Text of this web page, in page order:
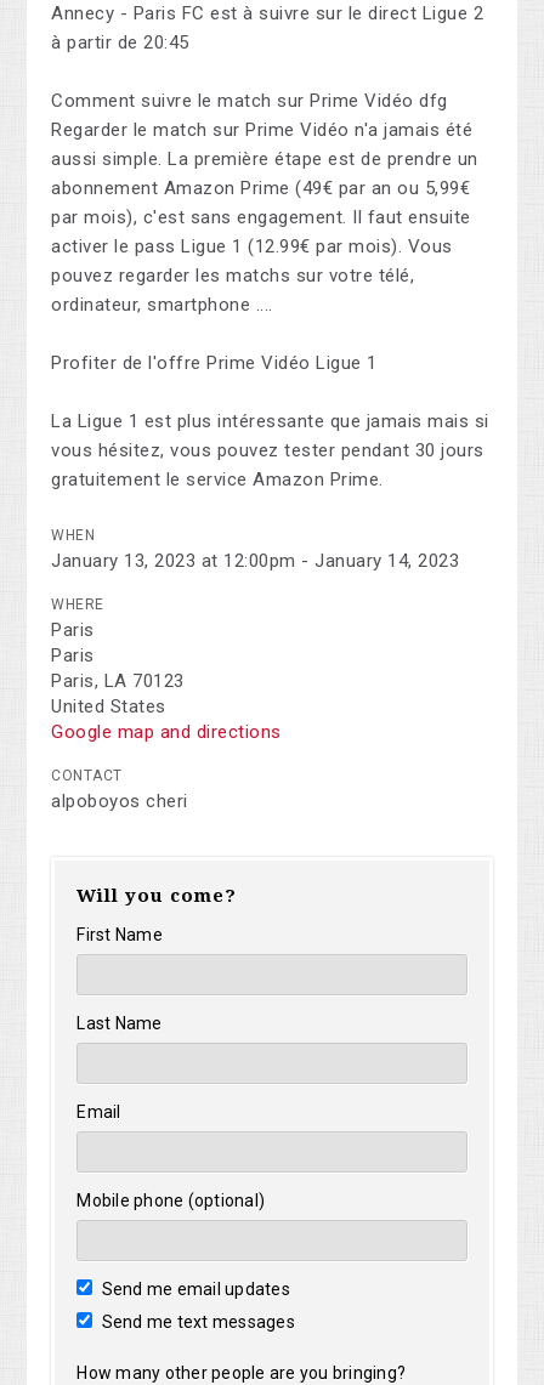
Annecy - Paris FC est à suivre sur le direct Ligue 2
à partir de 20:45
Comment suivre le match sur Prime Vidéo dfg
Regarder le match sur Prime Vidéo n'a jamais été
aussi simple. La première étape est de prendre un
abonnement Amazon Prime (49€ par an ou 5,99€
par mois), c'est sans engagement. Il faut ensuite
activer le pass Ligue 1 (12.99€ par mois). Vous
pouvez regarder les matchs sur votre télé,
ordinateur, smartphone ....
Profiter de l'offre Prime Vidéo Ligue 1
La Ligue 1 est plus intéressante que jamais mais si
vous hésitez, vous pouvez tester pendant 30 jours
gratuitement le service Amazon Prime.
WHEN
January 13, 2023 at 12:00pm - January 14, 2023
WHERE
Paris
Paris
Paris, LA 70123
United States
Google map and directions
CONTACT
alpoboyos cheri
Will you come?
First Name
Last Name
Email
Mobile phone (optional)
Send me email updates
Send me text messages
How many other people are you bringing?